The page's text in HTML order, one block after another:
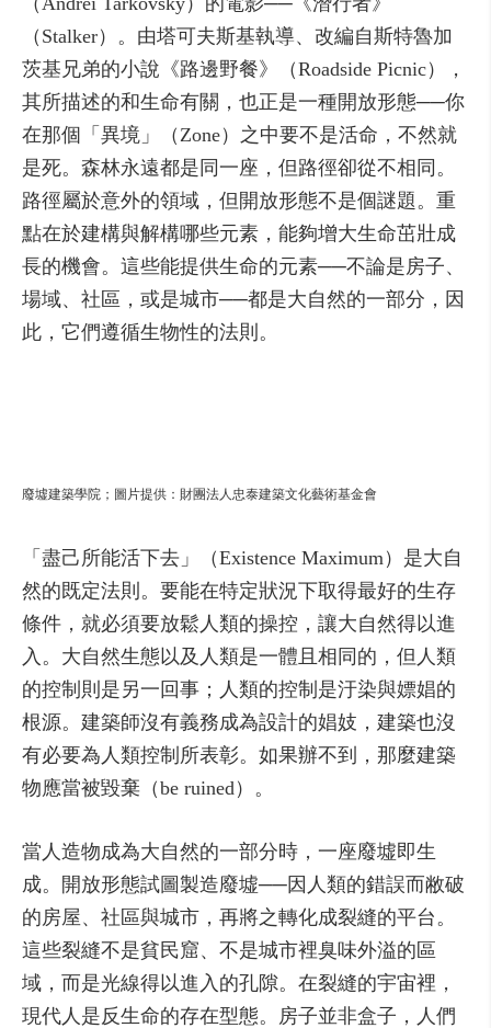
（Stalker）。由塔可夫斯基執導、改編自斯特魯加
茨基兄弟的小說《路邊野餐》（Roadside Picnic），
其所描述的和生命有關，也正是一種開放形態──你
在那個「異境」（Zone）之中要不是活命，不然就
是死。森林永遠都是同一座，但路徑卻從不相同。
路徑屬於意外的領域，但開放形態不是個謎題。重
點在於建構與解構哪些元素，能夠增大生命茁壯成
長的機會。這些能提供生命的元素──不論是房子、
場域、社區，或是城市──都是大自然的一部分，因
此，它們遵循生物性的法則。
廢墟建築學院；圖片提供：財團法人忠泰建築文化藝術基金會
「盡己所能活下去」（Existence Maximum）是大自
然的既定法則。要能在特定狀況下取得最好的生存
條件，就必須要放鬆人類的操控，讓大自然得以進
入。大自然生態以及人類是一體且相同的，但人類
的控制則是另一回事；人類的控制是汙染與嫖娼的
根源。建築師沒有義務成為設計的娼妓，建築也沒
有必要為人類控制所表彰。如果辦不到，那麼建築
物應當被毀棄（be ruined）。
當人造物成為大自然的一部分時，一座廢墟即生
成。開放形態試圖製造廢墟──因人類的錯誤而敝破
的房屋、社區與城市，再將之轉化成裂縫的平台。
這些裂縫不是貧民窟、不是城市裡臭味外溢的區
域，而是光線得以進入的孔隙。在裂縫的宇宙裡，
現代人是反生命的存在型態。房子並非盒子，人們